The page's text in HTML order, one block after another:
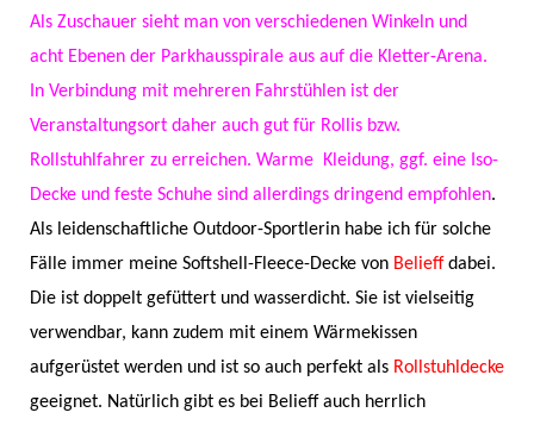
Als Zuschauer sieht man von verschiedenen Winkeln und
acht Ebenen der Parkhausspirale aus auf die Kletter-Arena.
In Verbindung mit mehreren Fahrstühlen ist der
Veranstaltungsort daher auch gut für Rollis bzw.
Rollstuhlfahrer zu erreichen. Warme Kleidung, ggf. eine Iso-
Decke und feste Schuhe sind allerdings dringend empfohlen.
Als leidenschaftliche Outdoor-Sportlerin habe ich für solche
Fälle immer meine Softshell-Fleece-Decke von Belieffdabei.
Die ist doppelt gefüttert und wasserdicht. Sie ist vielseitig
verwendbar, kann zudem mit einem Wärmekissen
aufgerüstet werden und ist so auch perfekt als Rollstuhldecke
geeignet. Natürlich gibt es bei Belieff auch herrlich